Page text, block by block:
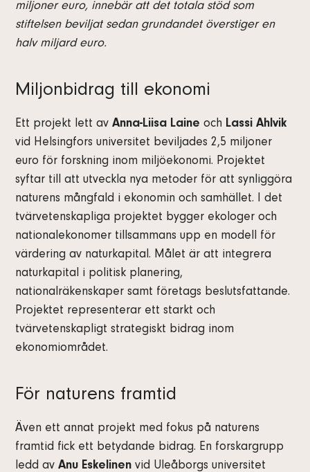
miljoner euro, innebär att det totala stöd som
stiftelsen beviljat sedan grundandet överstiger en
halv miljard euro.
Miljonbidrag till ekonomi
Ett projekt lett avAnna-Liisa Laine och Lassi Ahlvik
vid Helsingfors universitet beviljades 2,5 miljoner
euro för forskning inom miljöekonomi. Projektet
syftar till att utveckla nya metoder för att synliggöra
naturens mångfald i ekonomin och samhället. I det
tvärvetenskapliga projektet bygger ekologer och
nationalekonomer tillsammans upp en modell för
värdering av naturkapital. Målet är att integrera
naturkapital i politisk planering,
nationalräkenskaper samt företags beslutsfattande.
Projektet representerar ett starkt och
tvärvetenskapligt strategiskt bidrag inom
ekonomiområdet.
För naturens framtid
Även ett annat projekt med fokus på naturens
framtid fick ett betydande bidrag. En forskargrupp
ledd avAnu Eskelinen vid Uleåborgs universitet